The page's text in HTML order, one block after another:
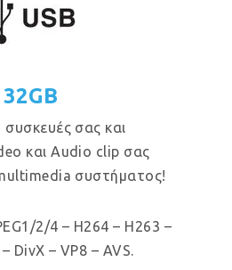
συσκευές σας και
και Audio clip σας
συστήματος!
2/4 – H264 – H263 –
DivX – VP8 – AVS.